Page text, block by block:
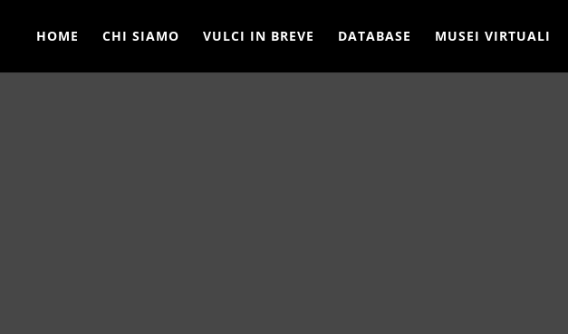
HOME
CHI SIAMO VULCI IN BREVE DATABASE MUSEI VIRTUALI